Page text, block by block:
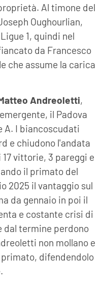
Al timone del
Oughourlian,
1, quindi nel
da Francesco
che assume la carica
Andreoletti,
il Padova
A. I biancoscudati
e chiudono l'andata
vittorie, 3 pareggi e
il primato del
2025 il vantaggio sul
da gennaio in poi il
e costante crisi di
dal termine perdono
non mollano e
difendendolo